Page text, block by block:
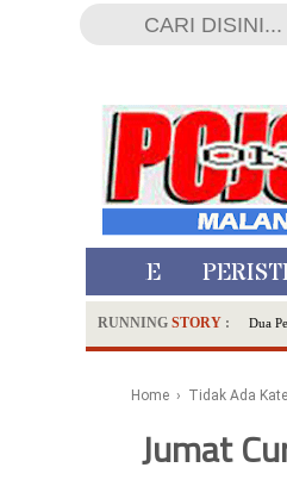
HOME
RUNNING STORY : Dua
SDN
Home › Tidak Ada
Jumat